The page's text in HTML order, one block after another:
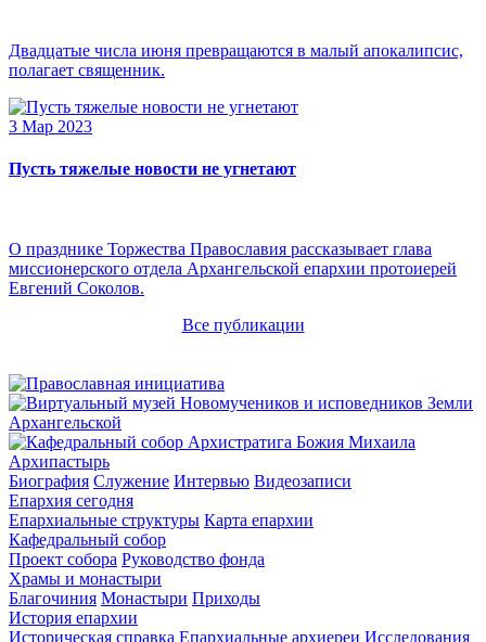
Двадцатые числа июня превращаются в малый апокалипсис,
полагает священник.
3 Мар 2023
Пусть тяжелые новости не угнетают
О празднике Торжества Православия рассказывает глава
миссионерского отдела Архангельской епархии протоиерей
Евгений Соколов.
Все публикации
Архипастырь
Биография Служение Интервью Видеозаписи
Епархия сегодня
Епархиальные структуры Карта епархии
Кафедральный собор
Проект собора Руководство фонда
Храмы и монастыри
Благочиния Монастыри Приходы
История епархии
Историческая справка Епархиальные архиереи Исследования